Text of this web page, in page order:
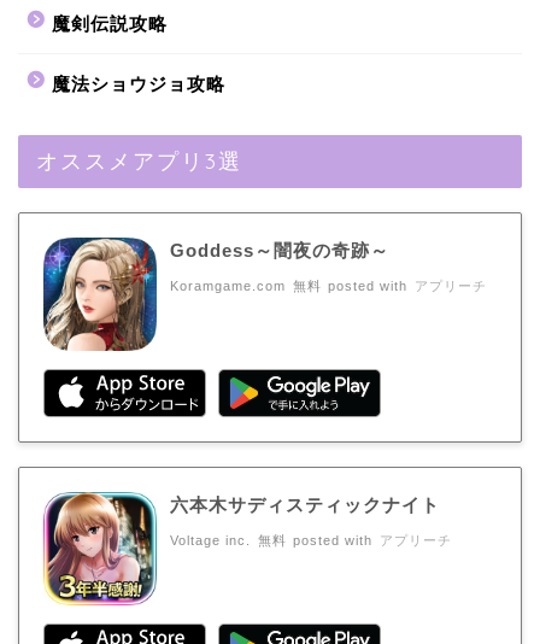
魔剣伝説攻略
魔法ショウジョ攻略
オススメアプリ3選
Goddess～闇夜の奇跡～
Koramgame.com 無料 posted with アプリーチ
六本木サディスティックナイト
Voltage inc. 無料 posted with アプリーチ